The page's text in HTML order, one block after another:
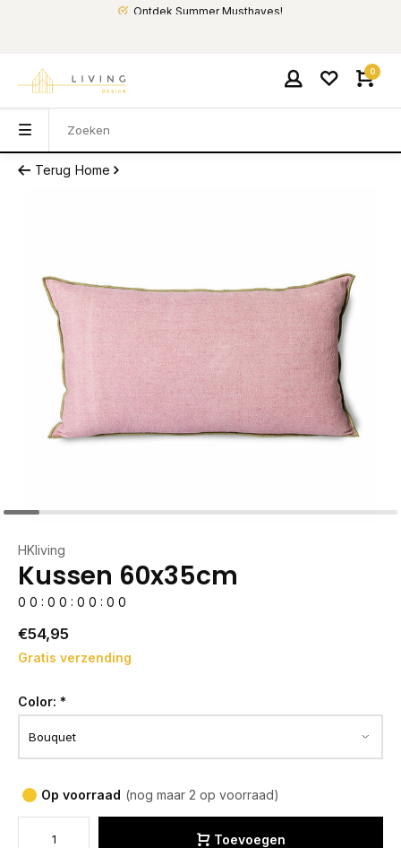
Ontdek Summer Musthaves!
0
Terug Home
HKliving
Kussen 60x35cm
0 0 : 0 0 : 0 0 : 0 0
€54,95
Gratis verzending
Color: *
Op voorraad (nog maar 2 op voorraad)
Toevoegen